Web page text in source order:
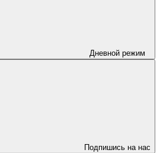
Дневной режим
Подпишись на нас